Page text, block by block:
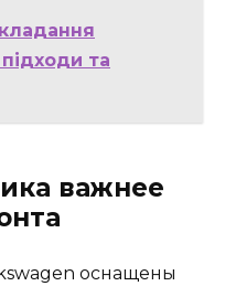
та
важнее
оснащены